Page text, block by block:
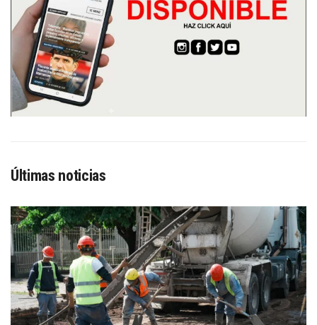
Últimas noticias